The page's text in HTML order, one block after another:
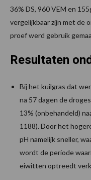
36% DS, 960 VEM en
vergelijkbaar zijn met de
proef werd gebruik
Resultaten
Bij het kuilgras dat
na 57 dagen de
13% (onbehandeld)
1188). Door het
pH namelijk sneller,
wordt de periode
eiwitten optreedt